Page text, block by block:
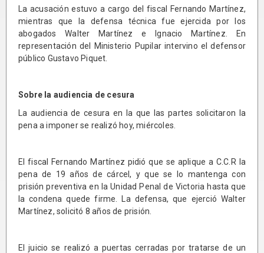
La acusación estuvo a cargo del fiscal Fernando Martínez,
mientras que la defensa técnica fue ejercida por los
abogados Walter Martínez e Ignacio Martínez. En
representación del Ministerio Pupilar intervino el defensor
público Gustavo Piquet.
Sobre la audiencia de cesura
La audiencia de cesura en la que las partes solicitaron la
pena a imponer se realizó hoy, miércoles.
El fiscal Fernando Martínez pidió que se aplique a C.C.R la
pena de 19 años de cárcel, y que se lo mantenga con
prisión preventiva en la Unidad Penal de Victoria hasta que
la condena quede firme. La defensa, que ejerció Walter
Martínez, solicitó 8 años de prisión.
El juicio se realizó a puertas cerradas por tratarse de un